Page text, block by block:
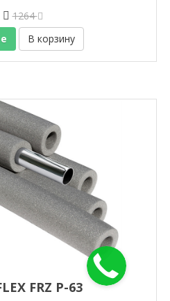
1264
В корзину
FRZ P-63